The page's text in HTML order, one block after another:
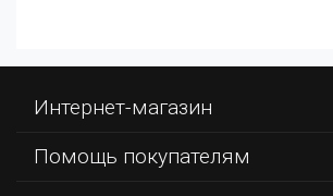
Интернет-магазин
Помощь покупателям